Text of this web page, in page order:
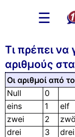
☰
Τι πρέπει να
αριθμούς
Οι αριθμοί από
Null
0
eins
1 elf
zwei
2
drei
3